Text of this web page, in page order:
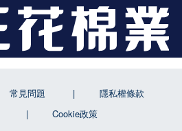
常見問題
隱私權條款
Cookie政策